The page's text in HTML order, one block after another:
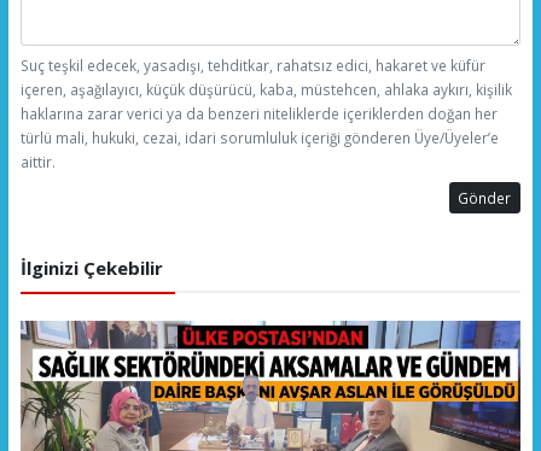
Suç teşkil edecek, yasadışı, tehditkar, rahatsız edici, hakaret ve küfür
içeren, aşağılayıcı, küçük düşürücü, kaba, müstehcen, ahlaka aykırı, kişilik
haklarına zarar verici ya da benzeri niteliklerde içeriklerden doğan her
türlü mali, hukuki, cezai, idari sorumluluk içeriği gönderen Üye/Üyeler’e
aittir.
Gönder
İlginizi Çekebilir